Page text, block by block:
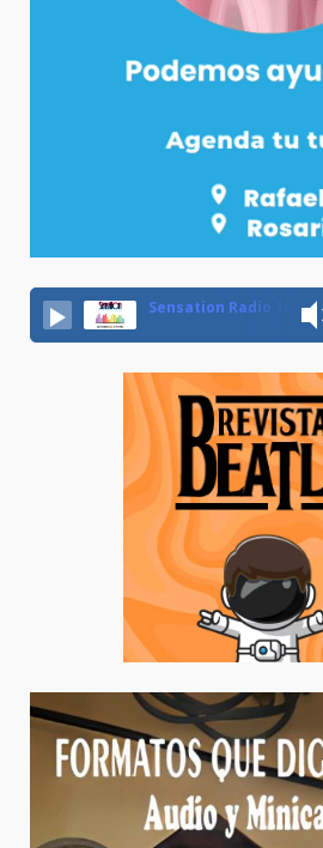
Sensation Radio 107.5 Neuquen